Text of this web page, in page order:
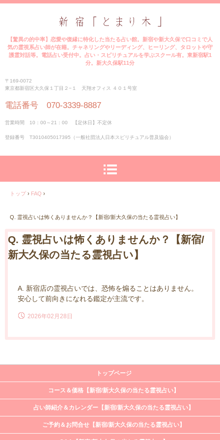
【驚異の的中率】恋愛や復縁に特化した当たる占い館。新宿や新大久保で口コミで人
気の霊視系占い師が在籍。チャネリングやリーディング、ヒーリング、タロットや守
護霊対話等。電話占い受付中。占い・スピリチュアルを学ぶスクール有。東新宿駅1
分。新大久保駅11分
〒169-0072
東京都新宿区大久保１丁目２−１ 天翔オフィス ４０１号室
電話番号 070-3339-8887
営業時間 10：00～21：00 【定休日】不定休
登録番号 T3010405017395（一般社団法人日本スピリチュアル普及協会）
トップ › FAQ ›
Q. 霊視占いは怖くありませんか？【新宿/新大久保の当たる霊視占い】
Q. 霊視占いは怖くありませんか？【新宿/
新大久保の当たる霊視占い】
A. 新宿店の霊視占いでは、恐怖を煽ることはありません。
安心して前向きになれる鑑定が主流です。
2026年02月28日
トップページ
コース＆価格【新宿/新大久保の当たる霊視占い】
占い師紹介＆カレンダー【新宿/新大久保の当たる霊視占い】
ご予約＆お問合せ【新宿/新大久保の当たる霊視占い】